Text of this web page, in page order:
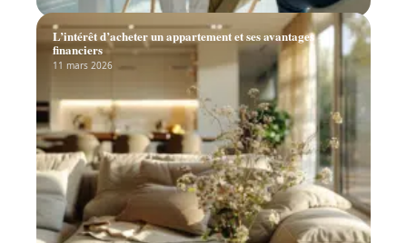
L’intérêt d’acheter un appartement et ses avantages
financiers
11 mars 2026